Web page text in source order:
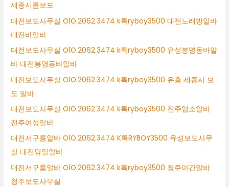
세종시룸보도
대전보도사무실 O1O.2062.3474 k톡ryboy3500 대전노래방알바
대전바알바
대전보도사무실 O1O.2062.3474 k톡ryboy3500 유성봉명동바알
바 대전봉명동바알바
대전보도사무실 O1O.2062.3474 k톡ryboy3500 유흥 세종시 보
도 알바
대전보도사무실 O1O.2062.3474 k톡ryboy3500 전주업소알바
전주여성알바
대전서구룸알바 O1O.2062.3474 K톡RYBOY3500 유성보도사무
실 대전당일알바
대전서구룸알바 O1O.2062.3474 k톡ryboy3500 청주야간알바
청주보도사무실